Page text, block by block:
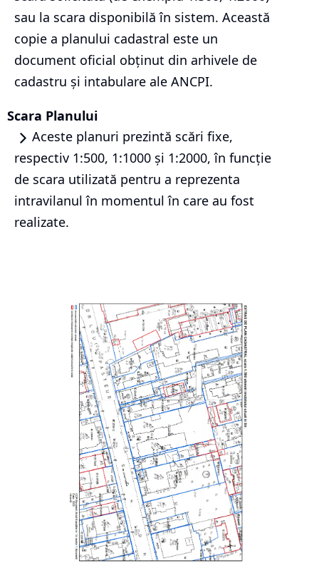
sau la scara disponibilă în sistem. Această
copie a planului cadastral este un
document oficial obținut din arhivele de
cadastru și intabulare ale ANCPI.
Scara Planului
Aceste planuri prezintă scări fixe,
respectiv 1:500, 1:1000 și 1:2000, în funcție
de scara utilizată pentru a reprezenta
intravilanul în momentul în care au fost
realizate.